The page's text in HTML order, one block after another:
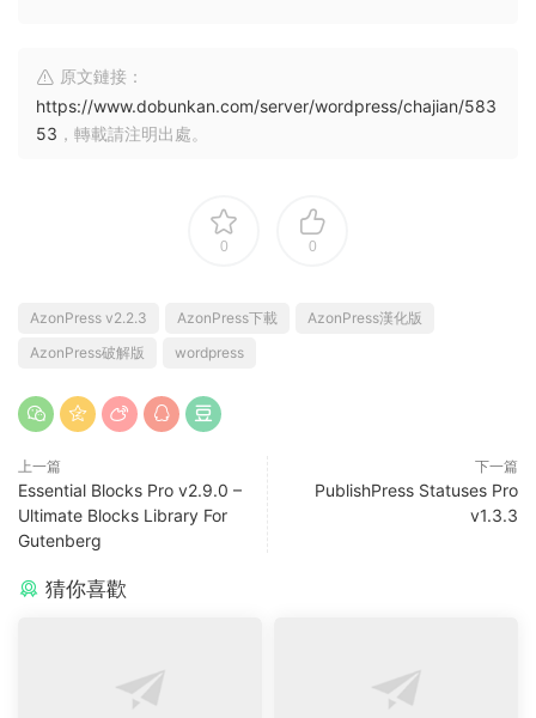
原文鏈接：
https://www.dobunkan.com/server/wordpress/chajian/583
53 ，轉載請注明出處。
0 0
AzonPress v2.2.3 AzonPress下載
AzonPress漢化版
AzonPress破解版
wordpress
上一篇
Essential Blocks Pro v2.9.0 –
Ultimate Blocks Library For
Gutenberg
下一篇
PublishPress Statuses Pro
v1.3.3
猜你喜歡